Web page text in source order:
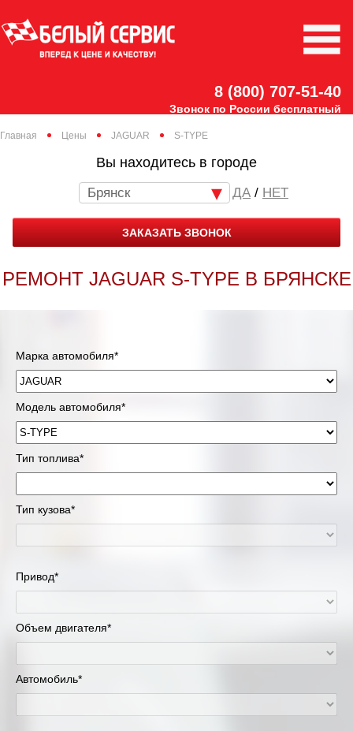
8 (800) 707-51-40
Звонок по России бесплатный
Главная Цены JAGUAR S-TYPE
Вы находитесь в городе
Брянск / НЕТ
ЗАКАЗАТЬ ЗВОНОК
РЕМОНТ JAGUAR S-TYPE В БРЯНСКЕ
Марка автомобиля*
Модель автомобиля*
Тип топлива*
Тип кузова*
Привод*
Объем двигателя*
Автомобиль*